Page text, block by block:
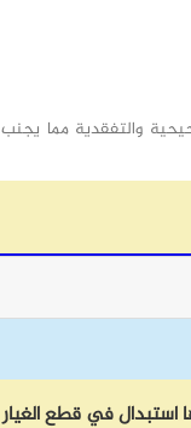
والتفقدية مما يجنب